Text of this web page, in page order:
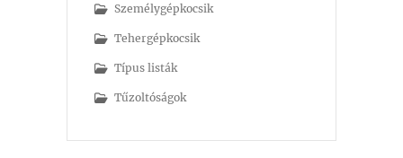
Személygépkocsik
Tehergépkocsik
Típus listák
Tűzoltóságok